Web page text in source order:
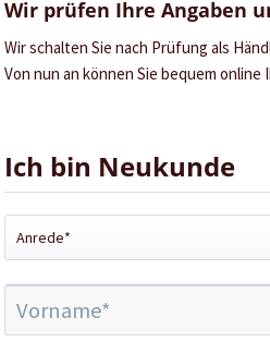
Wir prüfen Ihre Angaben
Wir schalten Sie nach Prüfung als
Von nun an können Sie bequem
Ich bin Neukunde